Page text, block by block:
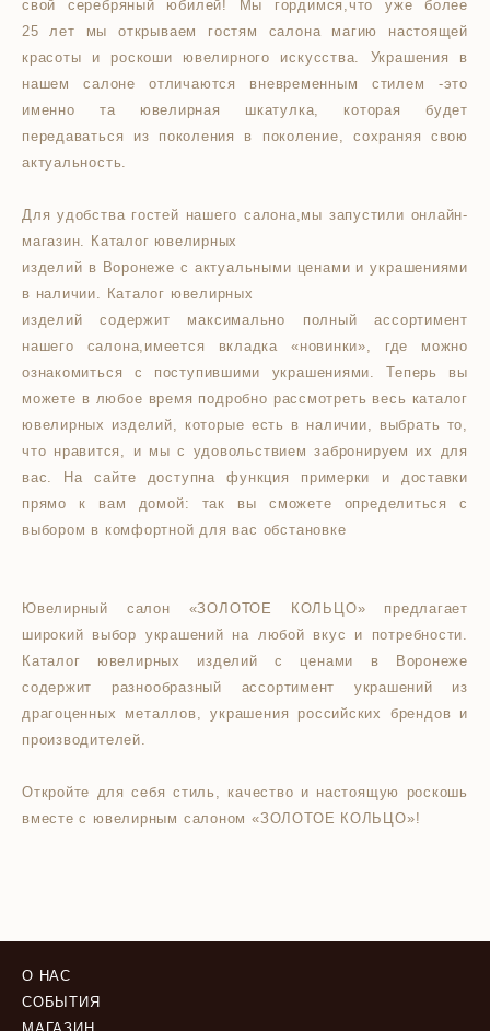
свой серебряный юбилей! Мы гордимся,что уже более
25 лет мы открываем гостям салона магию настоящей
красоты и роскоши ювелирного искусства. Украшения в
нашем салоне отличаются вневременным стилем -это
именно та ювелирная шкатулка, которая будет
передаваться из поколения в поколение, сохраняя свою
актуальность.
Для удобства гостей нашего салона,мы запустили онлайн-
магазин. Каталог ювелирных
изделий в Воронеже с актуальными ценами и украшениями
в наличии. Каталог ювелирных
изделий содержит максимально полный ассортимент
нашего салона,имеется вкладка «новинки», где можно
ознакомиться с поступившими украшениями. Теперь вы
можете в любое время подробно рассмотреть весь каталог
ювелирных изделий, которые есть в наличии, выбрать то,
что нравится, и мы с удовольствием забронируем их для
вас. На сайте доступна функция примерки и доставки
прямо к вам домой: так вы сможете определиться с
выбором в комфортной для вас обстановке
Ювелирный салон «ЗОЛОТОЕ КОЛЬЦО» предлагает
широкий выбор украшений на любой вкус и потребности.
Каталог ювелирных изделий с ценами в Воронеже
содержит разнообразный ассортимент украшений из
драгоценных металлов, украшения российских брендов и
производителей.
Откройте для себя стиль, качество и настоящую роскошь
вместе с ювелирным салоном «ЗОЛОТОЕ КОЛЬЦО»!
О НАС
СОБЫТИЯ